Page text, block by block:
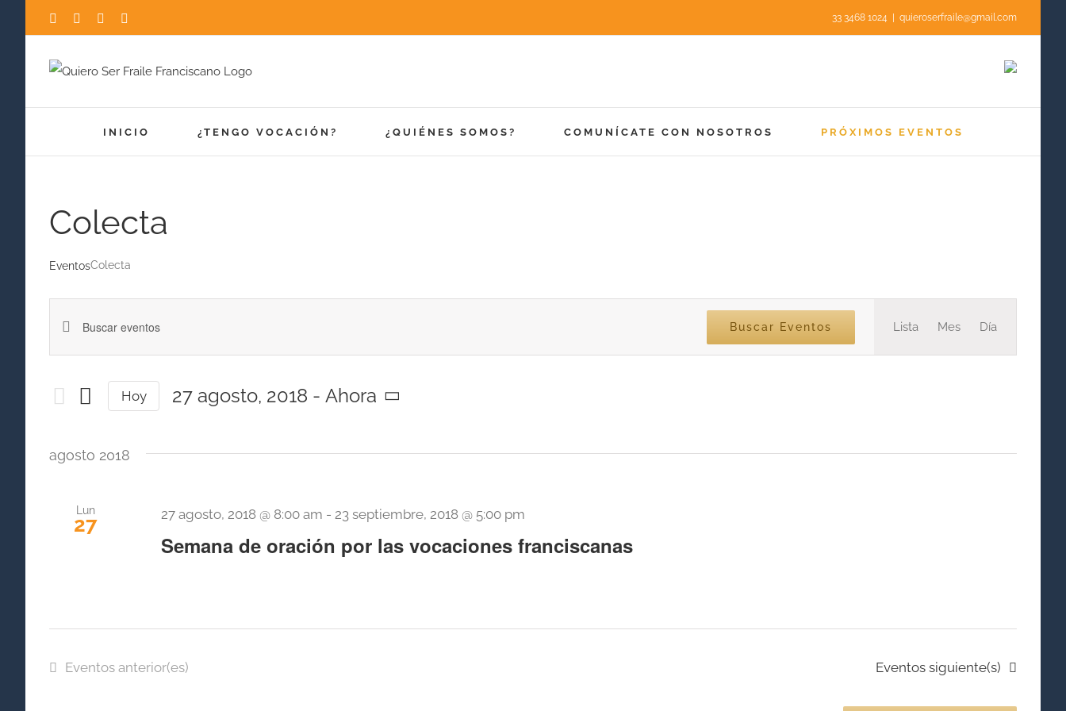
contenido
FacebookInstagramYouTube 33 3468 1024 quieroserfraile@gmail.com
INICIO ¿TENGO VOCACIÓN? ¿QUIÉNES SOMOS? COMUNÍCATE CON NOSOTROS PRÓXIMOS EVENTOS
Colecta
EventosColecta
Navegación
de
búsqueda
y
de
palabra
Eventos
palabra
Buscar Eventos
Evento
Lista Mes Día
Hoy 27 agosto, 2018 - Ahora
agosto 2018
Lun
27 27 agosto, 2018 @ 8:00 am - 23 septiembre, 2018 @ 5:00 pm
Semana de oración por las vocaciones franciscanas
Eventosanterior(es) Eventos siguiente(s)